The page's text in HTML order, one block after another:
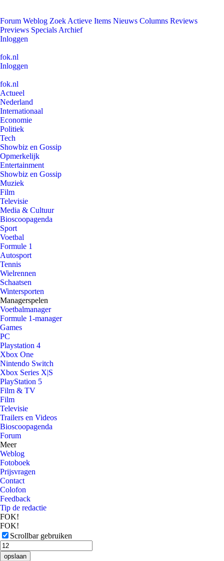
Forum Weblog Zoek Actieve Items Nieuws Columns Reviews
Previews Specials Archief
Inloggen
fok.nl
Inloggen
fok.nl
Actueel
Nederland
Internationaal
Economie
Politiek
Tech
Showbiz en Gossip
Opmerkelijk
Entertainment
Showbiz en Gossip
Muziek
Film
Televisie
Media & Cultuur
Bioscoopagenda
Sport
Voetbal
Formule 1
Autosport
Tennis
Wielrennen
Schaatsen
Wintersporten
Managerspelen
Voetbalmanager
Formule 1-manager
Games
PC
Playstation 4
Xbox One
Nintendo Switch
Xbox Series X|S
PlayStation 5
Film & TV
Film
Televisie
Trailers en Videos
Bioscoopagenda
Forum
Meer
Weblog
Fotoboek
Prijsvragen
Contact
Colofon
Feedback
Tip de redactie
FOK!
FOK!
Scrollbar gebruiken
opslaan